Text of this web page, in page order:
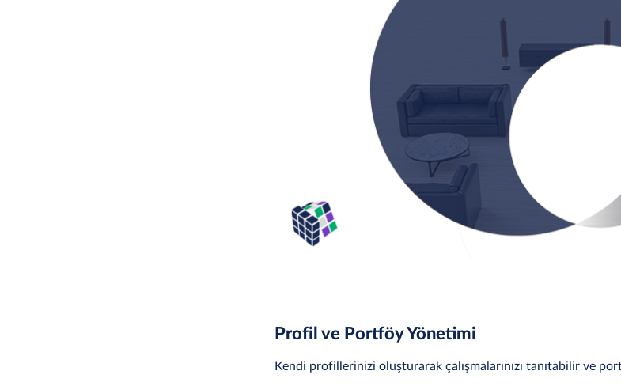
Profil ve Portföy Yönetimi
Kendi profillerinizi oluşturarak çalışmalarınızı tanıtabilir ve